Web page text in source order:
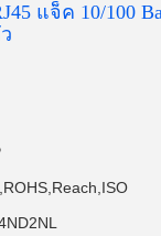
แจ็ค 10/100